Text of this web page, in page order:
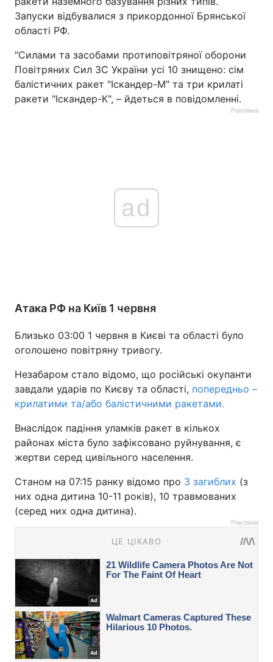
Запуски відбувалися з прикордонної Брянської
області РФ.
"Силами та засобами протиповітряної оборони
Повітряних Сил ЗС України усі 10 знищено: сім
балістичних ракет "Іскандер-М" та три крилаті
ракети "Іскандер-К", – йдеться в повідомленні.
Реклама
ad
Атака РФ на Київ 1 червня
Близько 03:00 1 червня в Києві та області було
оголошено повітряну тривогу.
Незабаром стало відомо, що російські окупанти
завдали ударів по Києву та області, попередньо –
крилатими та/або балістичними ракетами.
Внаслідок падіння уламків ракет в кількох
районах міста було зафіксовано руйнування, є
жертви серед цивільного населення.
Станом на 07:15 ранку відомо про 3 загиблих (з
них одна дитина 10-11 років), 10 травмованих
(серед них одна дитина).
Реклама